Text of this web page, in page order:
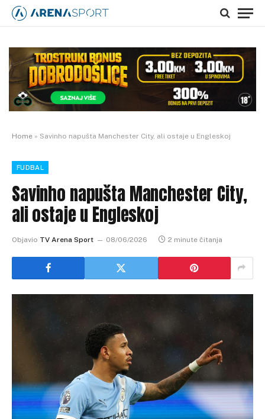
Home » Savinho napušta Manchester City, ali ostaje u Engleskoj
FUDBAL
Savinho napušta Manchester City,
ali ostaje u Engleskoj
Objavio TV Arena Sport 08/06/2026 2 minute čitanja